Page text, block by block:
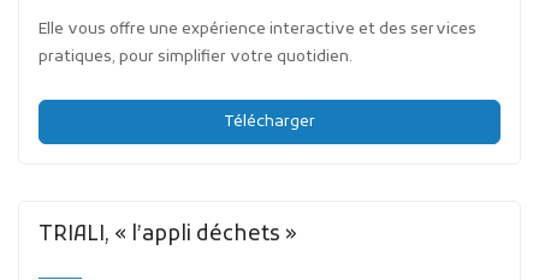
Elle vous offre une expérience interactive et des services
pratiques, pour simplifier votre quotidien.
Télécharger
TRIALI, « l’appli déchets »